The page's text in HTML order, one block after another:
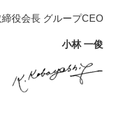
役会長 グループCEO
小林 一俊